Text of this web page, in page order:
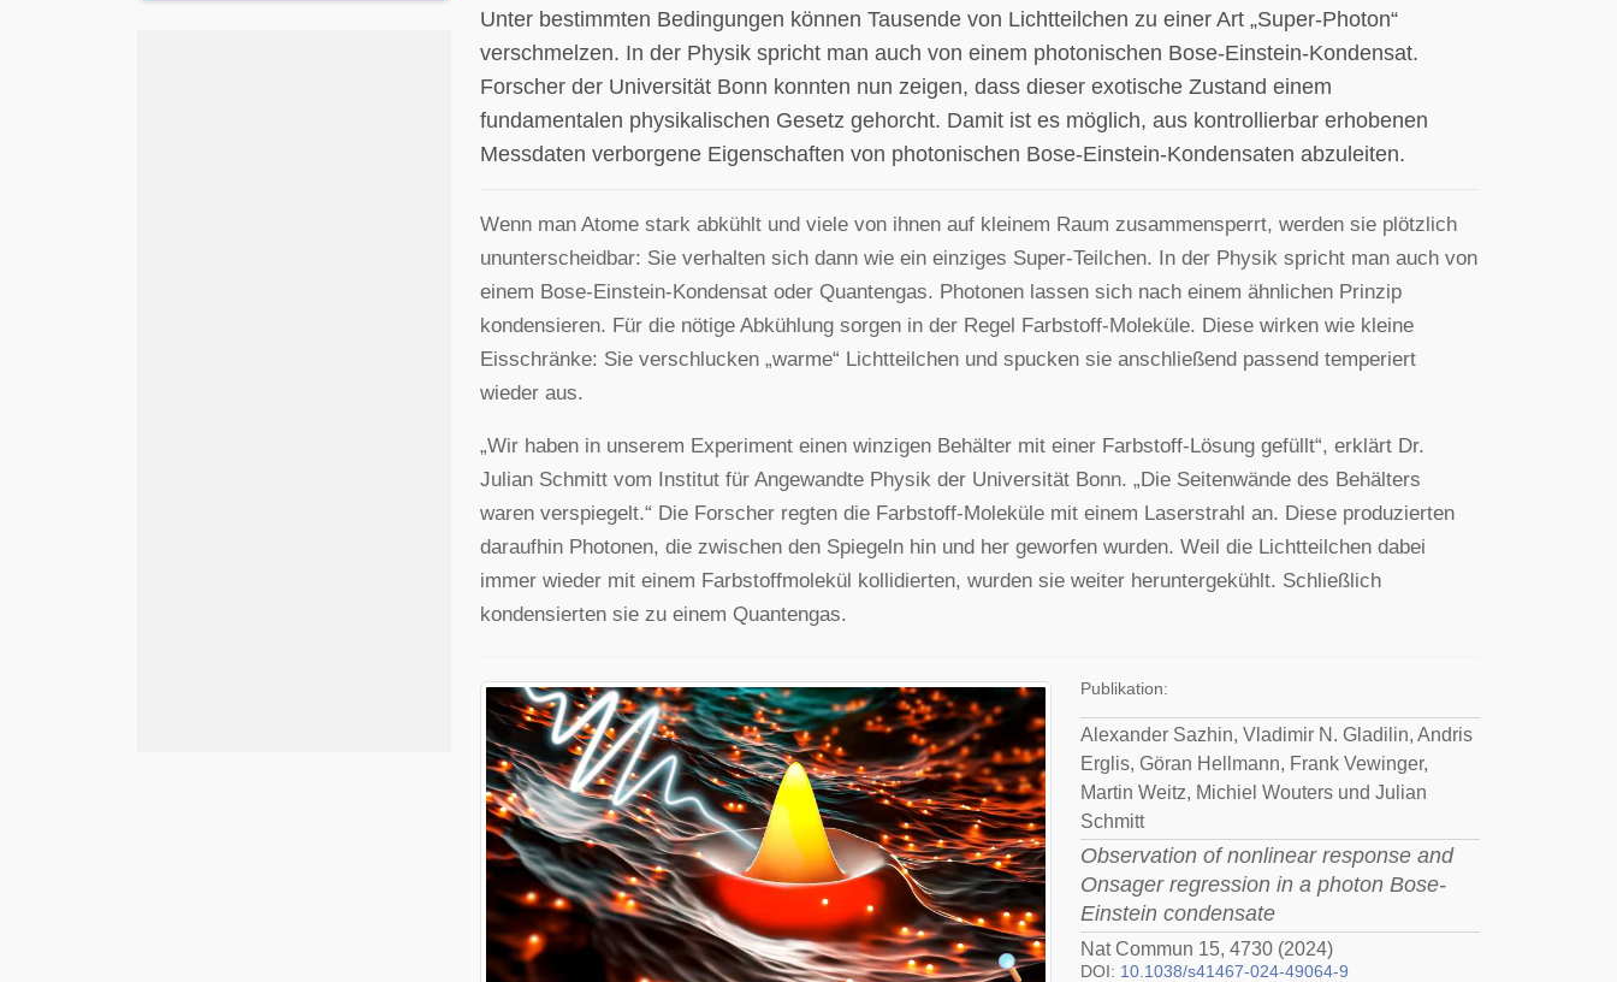
Unter bestimmten Bedingungen können Tausende von Lichtteilchen zu einer Art „Super-Photon“
verschmelzen. In der Physik spricht man auch von einem photonischen Bose-Einstein-Kondensat.
Forscher der Universität Bonn konnten nun zeigen, dass dieser exotische Zustand einem
fundamentalen physikalischen Gesetz gehorcht. Damit ist es möglich, aus kontrollierbar erhobenen
Messdaten verborgene Eigenschaften von photonischen Bose-Einstein-Kondensaten abzuleiten.
Wenn man Atome stark abkühlt und viele von ihnen auf kleinem Raum zusammensperrt, werden sie plötzlich
ununterscheidbar: Sie verhalten sich dann wie ein einziges Super-Teilchen. In der Physik spricht man auch von
einem Bose-Einstein-Kondensat oder Quantengas. Photonen lassen sich nach einem ähnlichen Prinzip
kondensieren. Für die nötige Abkühlung sorgen in der Regel Farbstoff-Moleküle. Diese wirken wie kleine
Eisschränke: Sie verschlucken „warme“ Lichtteilchen und spucken sie anschließend passend temperiert
wieder aus.
„Wir haben in unserem Experiment einen winzigen Behälter mit einer Farbstoff-Lösung gefüllt“, erklärt Dr.
Julian Schmitt vom Institut für Angewandte Physik der Universität Bonn. „Die Seitenwände des Behälters
waren verspiegelt.“ Die Forscher regten die Farbstoff-Moleküle mit einem Laserstrahl an. Diese produzierten
daraufhin Photonen, die zwischen den Spiegeln hin und her geworfen wurden. Weil die Lichtteilchen dabei
immer wieder mit einem Farbstoffmolekül kollidierten, wurden sie weiter heruntergekühlt. Schließlich
kondensierten sie zu einem Quantengas.
Publikation:
Alexander Sazhin, Vladimir N. Gladilin, Andris
Erglis, Göran Hellmann, Frank Vewinger,
Martin Weitz, Michiel Wouters und Julian
Schmitt
Observation of nonlinear response and
Onsager regression in a photon Bose-
Einstein condensate
Nat Commun 15, 4730 (2024)
DOI: 10.1038/s41467-024-49064-9